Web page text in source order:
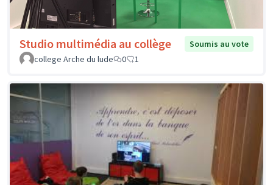
Studio multimédia au collège
Soumis au vote
college Arche du lude
0 1